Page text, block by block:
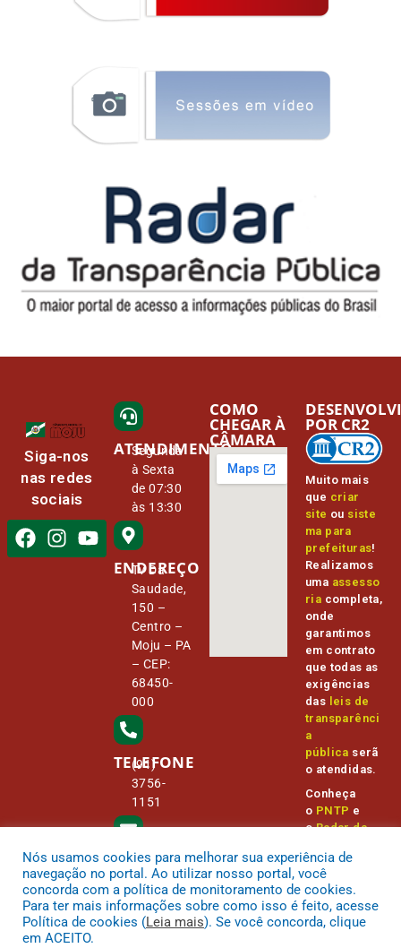
Siga-nos
nas redes
sociais
ATENDIMENTO
Segunda
à Sexta
de 07:30
às 13:30
ENDEREÇO
Tv Da
Saudade,
150 –
Centro –
Moju – PA
– CEP:
68450-
000
TELEFONE
(91)
3756-
1151
E-MAIL
camara@
cmmoju.p
a.gov.br
COMO
CHEGAR À
CÂMARA
Muito mais
que criar
site ou siste
ma para
prefeituras!
Realizamos
uma assesso
ria completa,
onde
garantimos
em contrato
que todas as
exigências
das leis de
transparênci
a
pública serã
o atendidas.
Conheça
o PNTP e
oRadar da
ia Pública
POR CR2
Nós usamos cookies para melhorar sua experiência de
navegação no portal. Ao utilizar nosso portal, você
concorda com a política de monitoramento de cookies.
Para ter mais informações sobre como isso é feito, acesse
Política de cookies (Leia mais). Se você concorda, clique
em ACEITO.